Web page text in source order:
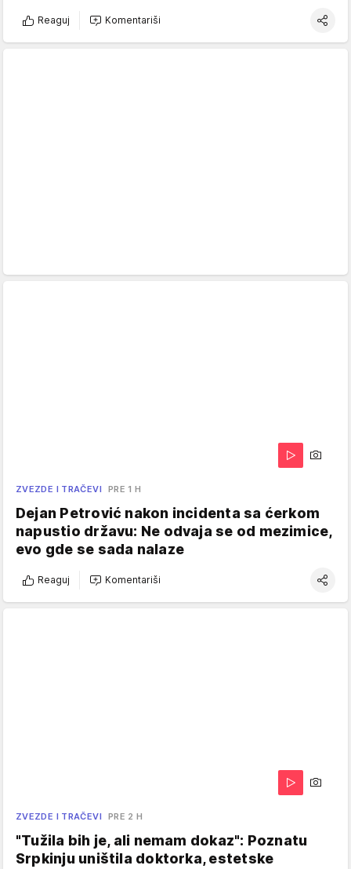
Reaguj Komentariši
ZVEZDE I TRAČEVI PRE 1 H
Dejan Petrović nakon incidenta sa ćerkom
napustio državu: Ne odvaja se od mezimice,
evo gde se sada nalaze
Reaguj Komentariši
ZVEZDE I TRAČEVI PRE 2 H
"Tužila bih je, ali nemam dokaz": Poznatu
Srpkinju uništila doktorka, estetske